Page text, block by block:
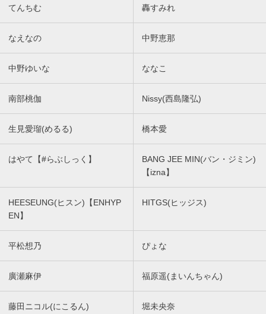
てんちむ 轟すみれ
なえなの 中野恵那
中野ゆいな ななこ
南部桃伽 Nissy(西島隆弘)
生見愛瑠(めるる) 橋本愛
はやて【#らぶしっく】
BANG JEE MIN(バン・ジミン)
【izna】
HEESEUNG(ヒスン)【ENHYP
EN】
HITGS(ヒッジス)
平松想乃 ぴょな
廣瀬麻伊 福原遥(まいんちゃん)
藤田ニコル(にこるん) 堀未央奈